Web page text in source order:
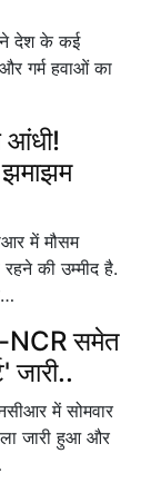
ने देश के कई
गर्म हवाओं का
आंधी!
में मौसम
की उम्मीद है.
NCR समेत
जारी..
में सोमवार
जारी हुआ और